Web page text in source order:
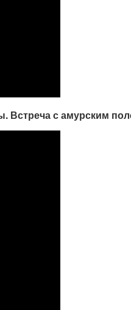
Встреча с амурским